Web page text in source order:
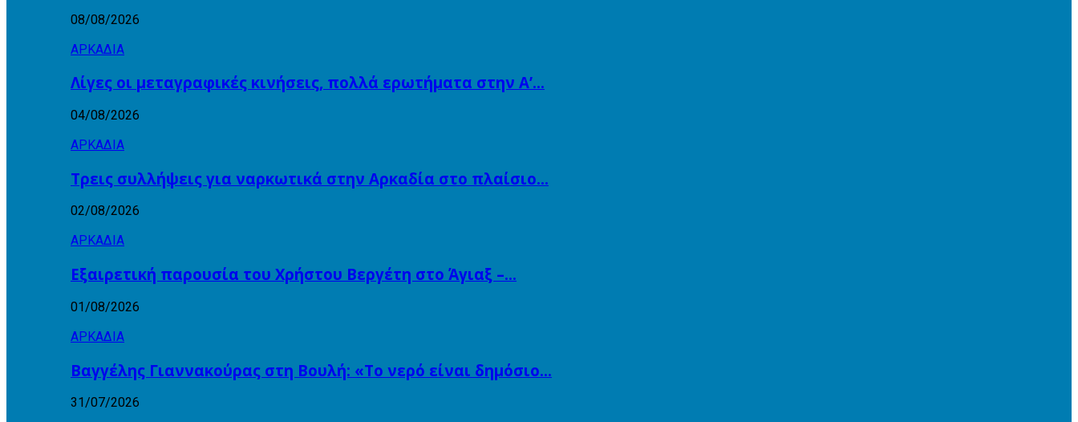
08/08/2026
ΑΡΚΑΔΙΑ
Λίγες οι μεταγραφικές κινήσεις, πολλά ερωτήματα στην Α’…
04/08/2026
ΑΡΚΑΔΙΑ
Τρεις συλλήψεις για ναρκωτικά στην Αρκαδία στο πλαίσιο…
02/08/2026
ΑΡΚΑΔΙΑ
Εξαιρετική παρουσία του Χρήστου Βεργέτη στο Άγιαξ –…
01/08/2026
ΑΡΚΑΔΙΑ
Βαγγέλης Γιαννακούρας στη Βουλή: «Το νερό είναι δημόσιο…
31/07/2026